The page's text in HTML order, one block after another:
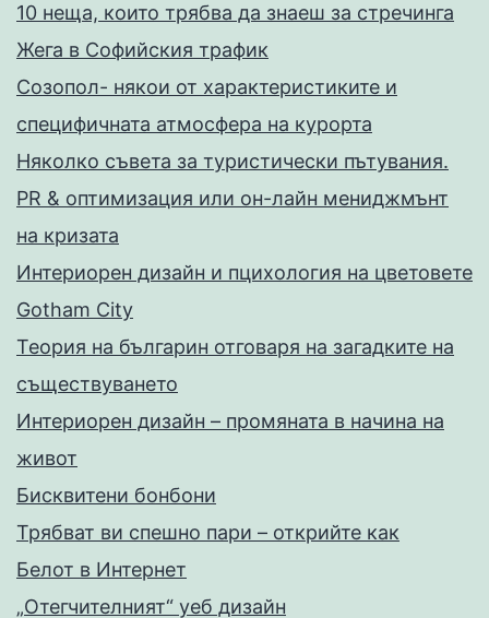
10 неща, които трябва да знаеш за стречинга
Жега в Софийския трафик
Созопол- някои от характеристиките и
специфичната атмосфера на курорта
Няколко съвета за туристически пътувания.
PR & оптимизация или он-лайн мениджмънт
на кризата
Интериорен дизайн и пцихология на цветовете
Gotham City
Теория на българин отговаря на загадките на
съществуването
Интериорен дизайн – промяната в начина на
живот
Бисквитени бонбони
Трябват ви спешно пари – открийте как
Белот в Интернет
„Отегчителният“ уеб дизайн